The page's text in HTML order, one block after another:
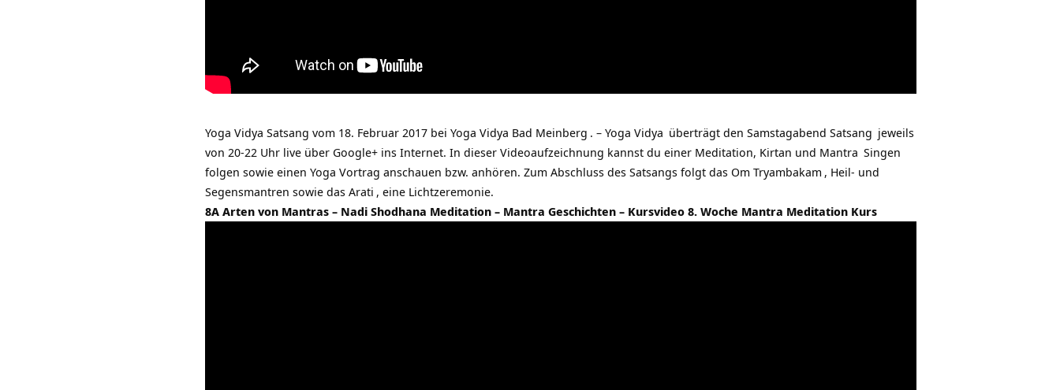
Yoga Vidya Satsang vom 18. Februar 2017 bei Yoga Vidya Bad Meinberg . – Yoga Vidya überträgt den Samstagabend Satsang jeweils
von 20-22 Uhr live über Google+ ins Internet. In dieser Videoaufzeichnung kannst du einer Meditation, Kirtan und Mantra Singen
folgen sowie einen Yoga Vortrag anschauen bzw. anhören. Zum Abschluss des Satsangs folgt das Om Tryambakam , Heil- und
Segensmantren sowie das Arati , eine Lichtzeremonie.
8A Arten von Mantras – Nadi Shodhana Meditation – Mantra Geschichten – Kursvideo 8. Woche Mantra Meditation Kurs